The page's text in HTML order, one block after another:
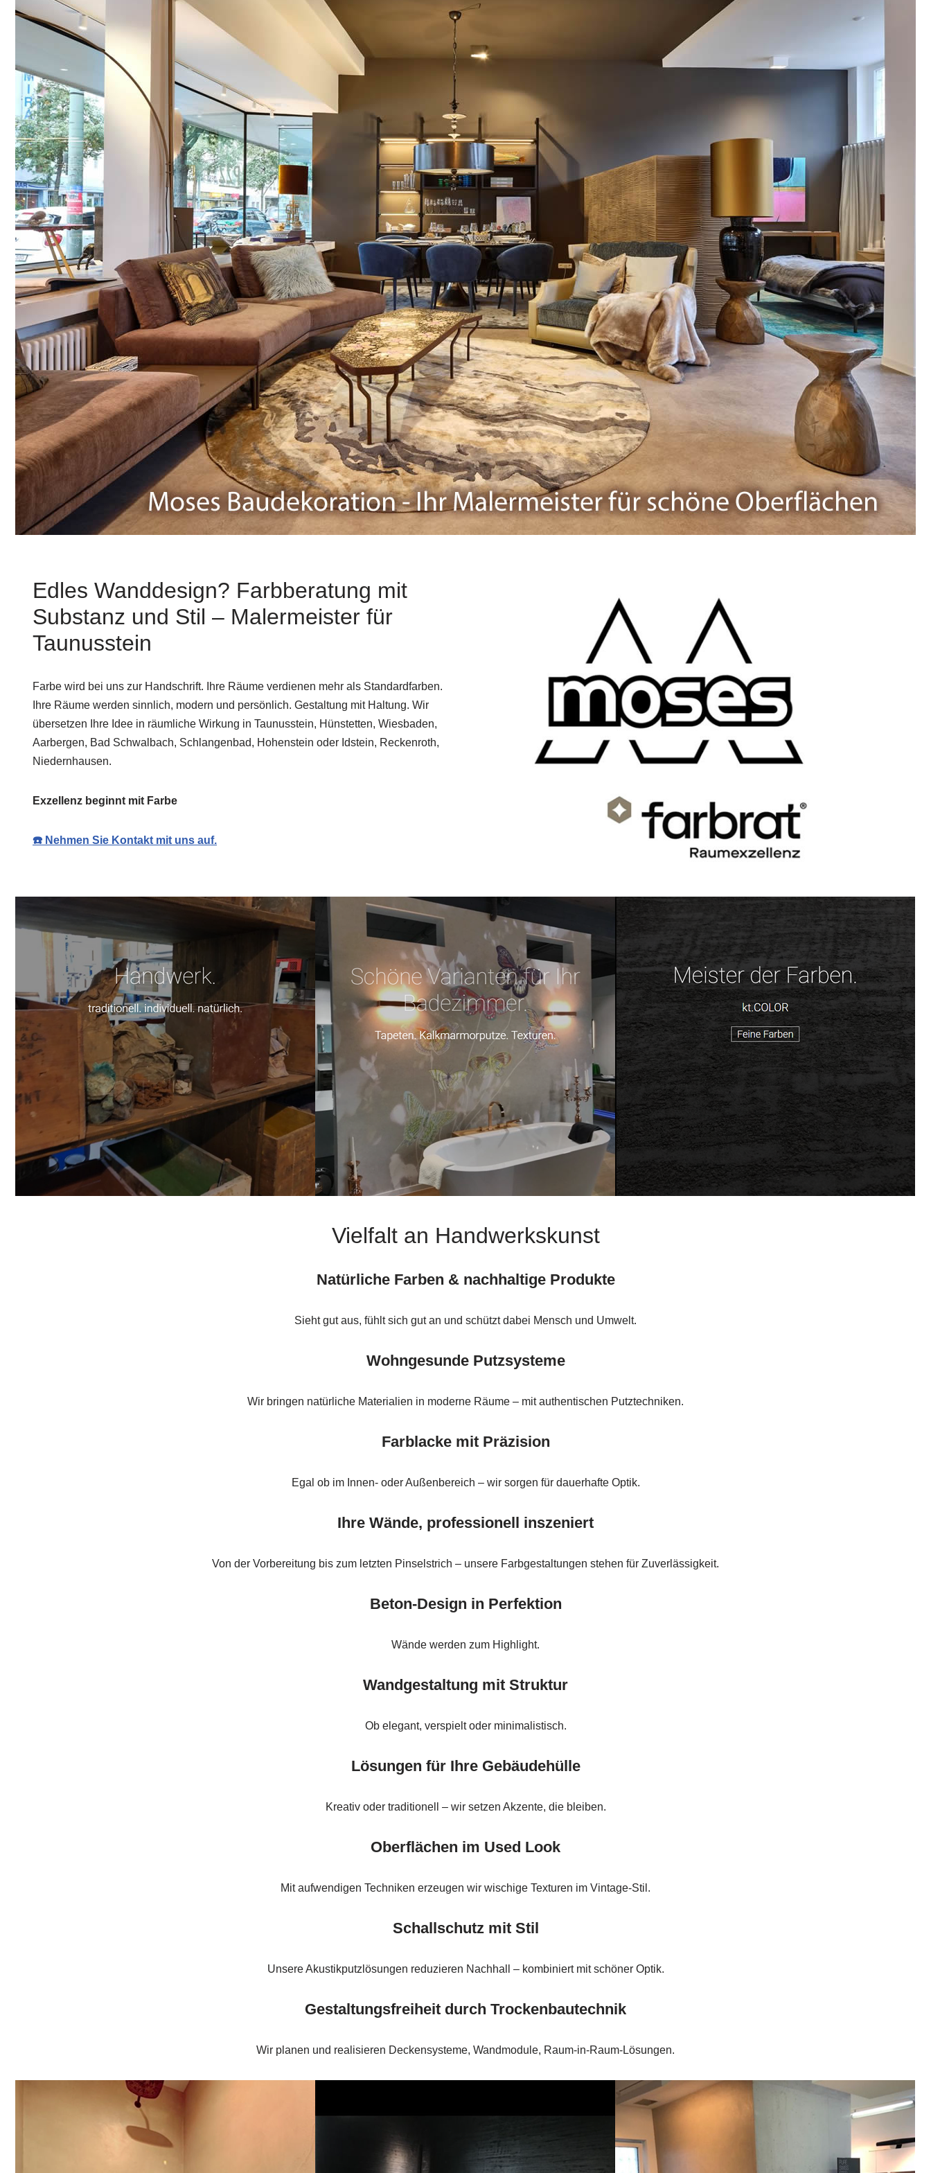
Edles Wanddesign? Farbberatung mit
Substanz und Stil – Malermeister für
Taunusstein
Farbe wird bei uns zur Handschrift. Ihre Räume verdienen mehr als Standardfarben.
Ihre Räume werden sinnlich, modern und persönlich. Gestaltung mit Haltung. Wir
übersetzen Ihre Idee in räumliche Wirkung in Taunusstein, Hünstetten, Wiesbaden,
Aarbergen, Bad Schwalbach, Schlangenbad, Hohenstein oder Idstein, Reckenroth,
Niedernhausen.
Exzellenz beginnt mit Farbe
☎️ Nehmen Sie Kontakt mit uns auf.
Vielfalt an Handwerkskunst
Natürliche Farben & nachhaltige Produkte
Sieht gut aus, fühlt sich gut an und schützt dabei Mensch und Umwelt.
Wohngesunde Putzsysteme
Wir bringen natürliche Materialien in moderne Räume – mit authentischen Putztechniken.
Farblacke mit Präzision
Egal ob im Innen- oder Außenbereich – wir sorgen für dauerhafte Optik.
Ihre Wände, professionell inszeniert
Von der Vorbereitung bis zum letzten Pinselstrich – unsere Farbgestaltungen stehen für Zuverlässigkeit.
Beton-Design in Perfektion
Wände werden zum Highlight.
Wandgestaltung mit Struktur
Ob elegant, verspielt oder minimalistisch.
Lösungen für Ihre Gebäudehülle
Kreativ oder traditionell – wir setzen Akzente, die bleiben.
Oberflächen im Used Look
Mit aufwendigen Techniken erzeugen wir wischige Texturen im Vintage-Stil.
Schallschutz mit Stil
Unsere Akustikputzlösungen reduzieren Nachhall – kombiniert mit schöner Optik.
Gestaltungsfreiheit durch Trockenbautechnik
Wir planen und realisieren Deckensysteme, Wandmodule, Raum-in-Raum-Lösungen.